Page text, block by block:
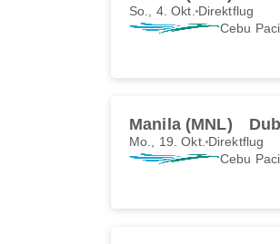
So., 4. Okt. Direktflug
Cebu
Manila (MNL)
Mo., 19. Okt. Direktflug
Cebu